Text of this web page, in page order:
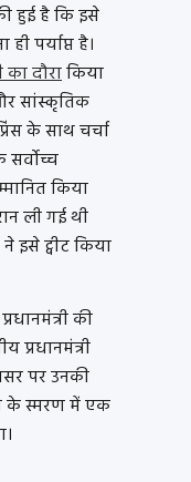
हुई है कि इसे
पर्याप्त है।
दौराकिया
सांस्कृतिक
के साथ चर्चा
किया
ली गई थी
ट्वीट किया
की
प्रधानमंत्री
पर उनकी
के स्मरण में एक